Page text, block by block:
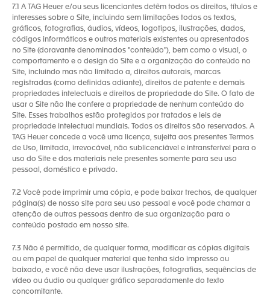
7.1 A TAG Heuer e/ou seus licenciantes detêm todos os direitos, títulos e
interesses sobre o Site, incluindo sem limitações todos os textos,
gráficos, fotografias, áudios, vídeos, logotipos, ilustrações, dados,
códigos informáticos e outros materiais existentes ou apresentados
no Site (doravante denominados "conteúdo"), bem como o visual, o
comportamento e o design do Site e a organização do conteúdo no
Site, incluindo mas não limitado a, direitos autorais, marcas
registradas (como definidas adiante), direitos de patente e demais
propriedades intelectuais e direitos de propriedade do Site. O fato de
usar o Site não lhe confere a propriedade de nenhum conteúdo do
Site. Esses trabalhos estão protegidos por tratados e leis de
propriedade intelectual mundiais. Todos os direitos são reservados. A
TAG Heuer concede a você uma licença, sujeita aos presentes Termos
de Uso, limitada, irrevocável, não sublicenciável e intransferível para o
uso do Site e dos materiais nele presentes somente para seu uso
pessoal, doméstico e privado.
7.2 Você pode imprimir uma cópia, e pode baixar trechos, de qualquer
página(s) de nosso site para seu uso pessoal e você pode chamar a
atenção de outras pessoas dentro de sua organização para o
conteúdo postado em nosso site.
7.3 Não é permitido, de qualquer forma, modificar as cópias digitais
ou em papel de qualquer material que tenha sido impresso ou
baixado, e você não deve usar ilustrações, fotografias, sequências de
vídeo ou áudio ou qualquer gráfico separadamente do texto
concomitante.